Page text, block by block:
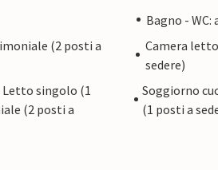
Bagno - WC:
(2 posti a
Camera
sedere)
Letto singolo (1
(2 posti a
Soggiorno
(1 posti a